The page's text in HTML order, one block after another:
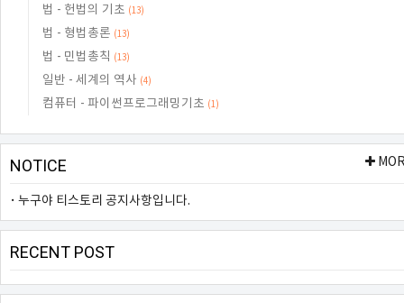
법 - 헌법의 기초 (13)
법 - 형법총론 (13)
법 - 민법총칙 (13)
일반 - 세계의 역사 (4)
컴퓨터 - 파이썬프로그래밍기초 (1)
NOTICE
누구야 티스토리 공지사항입니다.
RECENT POST